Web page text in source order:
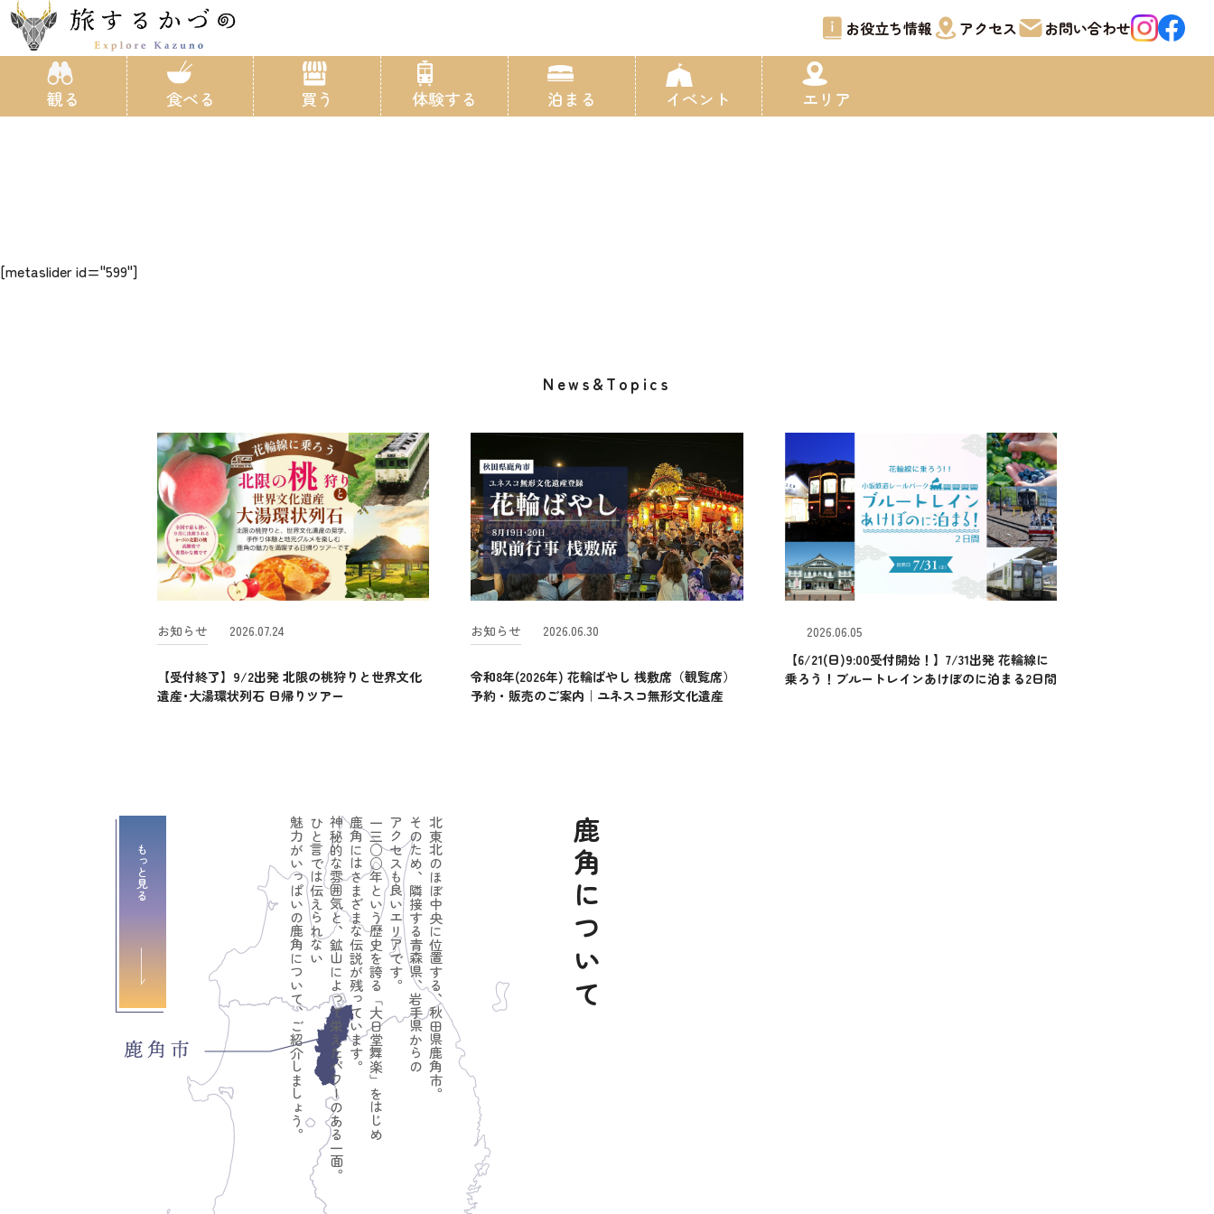
お役立ち情報 アクセス お問い合わせ
観る 食べる 買う 体験する 泊まる イベント エリア
[metaslider id="599"]
News&Topics
お知らせ 2026.07.24
【受付終了】9/2出発 北限の桃狩りと世界文化
遺産･大湯環状列石 日帰りツアー
お知らせ 2026.06.30
令和8年(2026年) 花輪ばやし 桟敷席（観覧席）
予約・販売のご案内｜ユネスコ無形文化遺産
2026.06.05
【6/21(日)9:00受付開始！】7/31出発 花輪線に
乗ろう！ブルートレインあけぼのに泊まる2日間
鹿角について
北東北のほぼ中央に位置する、秋田県鹿角市。
そのため、隣接する青森県、岩手県からの
アクセスも良いエリアです。
一三○○年という歴史を誇る「大日堂舞楽」をはじめ
鹿角にはさまざまな伝説が残っています。
神秘的な雰囲気と、鉱山によって栄えたパワーのある一面。
ひと言では伝えられない
魅力がいっぱいの鹿角について、ご紹介しましょう。
もっと見る